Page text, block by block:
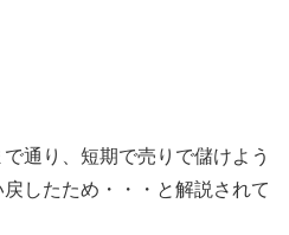
通り、短期で売りで儲けよう
したため・・・と解説されて